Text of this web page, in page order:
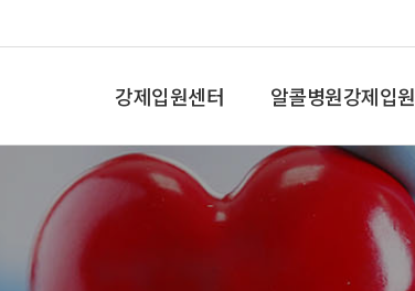
강제입원센터
인사말
알콜병원강제입원
알콜중독